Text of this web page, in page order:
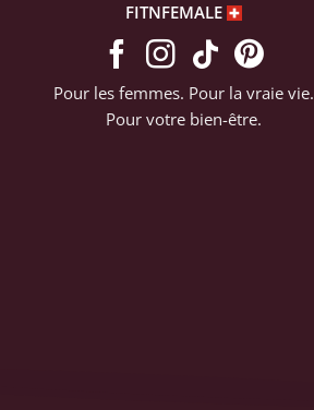
FITNFEMALE
Pour les femmes. Pour la vraie vie.
Pour votre bien-être.